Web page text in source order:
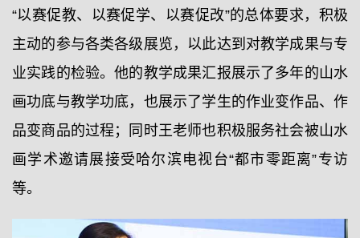
“以赛促教、以赛促学、以赛促改”的总体要求，积极
主动的参与各类各级展览，以此达到对教学成果与专
业实践的检验。他的教学成果汇报展示了多年的山水
画功底与教学功底，也展示了学生的作业变作品、作
品变商品的过程；同时王老师也积极服务社会被山水
画学术邀请展接受哈尔滨电视台“都市零距离”专访
等。